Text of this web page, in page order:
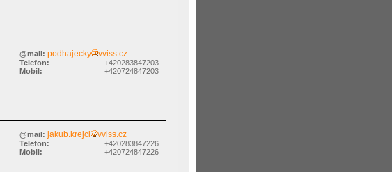
@mail: podhajecky vviss.cz
+420283847203
Telefon:
+420724847203
Mobil:
@mail: jakub.krejci vviss.cz
+420283847226
Telefon:
+420724847226
Mobil: